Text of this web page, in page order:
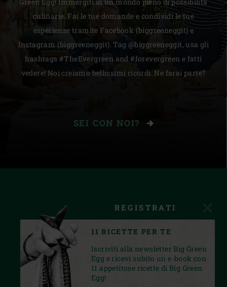
culinarie. Fai le tue domande e condividi le tue
esperienze tramite Facebook (biggreeneggit) e
Instagram (biggreeneggit). Tag @biggreeneggit, usa gli
hashtags #TheEvergreen and #forevergreen e fatti
vedere! Noi creiamo bellissimi ricordi. Ne farai parte?
SEI CON NOI?
REGISTRATI
11 RICETTE PER TE
Iscriviti alla newsletter Big Green
Egg e ricevi subito un e-book con
11 appetitose ricette di Big Green
Egg!